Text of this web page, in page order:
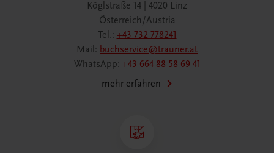
Köglstraße 14 | 4020 Linz
Österreich/Austria
Tel.: +43 732 778241
Mail: buchservice@trauner.at
WhatsApp: +43 664 88 58 69 41
mehr erfahren